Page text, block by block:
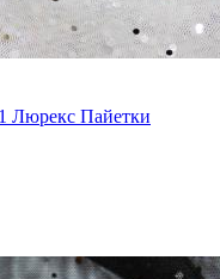
Люрекс Пайетки